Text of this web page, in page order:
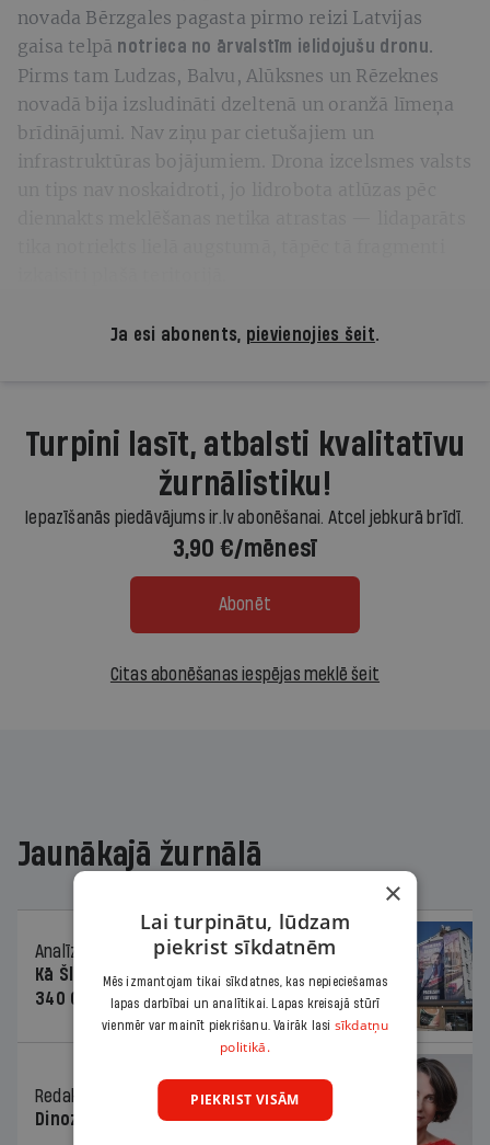
novada Bērzgales pagasta pirmo reizi Latvijas
gaisa telpā notrieca no ārvalstīm ielidojušu dronu.
Pirms tam Ludzas, Balvu, Alūksnes un Rēzeknes
novadā bija izsludināti dzeltenā un oranžā līmeņa
brīdinājumi. Nav ziņu par cietušajiem un
infrastruktūras bojājumiem. Drona izcelsmes valsts
Ja esi abonents, pievienojies šeit.
Turpini lasīt, atbalsti kvalitatīvu
žurnālistiku!
Iepazīšanās piedāvājums ir.lv abonēšanai. Atcel jebkurā brīdī.
3,90 €/mēnesī
Abonēt
Citas abonēšanas iespējas meklē šeit
Jaunākajā žurnālā
Analīze
06.08.2026.
Kā Šlesera partija palika nesodīta par
340 000 vērtu reklāmas kampaņu
Redaktores sleja
06.08.2026.
Dinozaura triks
×
Lai turpinātu, lūdzam
piekrist sīkdatnēm
Mēs izmantojam tikai sīkdatnes, kas nepieciešamas
lapas darbībai un analītikai. Lapas kreisajā stūrī
vienmēr var mainīt piekrišanu. Vairāk lasi sīkdatņu
politikā.
PIEKRIST VISĀM